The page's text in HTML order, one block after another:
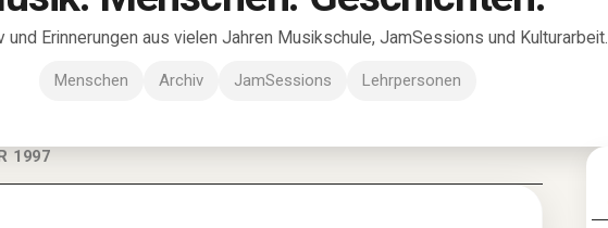
und Erinnerungen aus vielen Jahren Musikschule, JamSessions und Kulturarbeit.
Menschen Archiv JamSessions Lehrpersonen
1997